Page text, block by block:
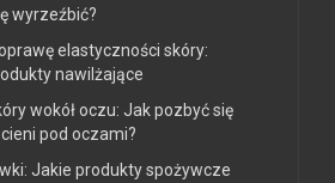
wyrzeźbić?
elastyczności skóry:
nawilżające
wokół oczu: Jak pozbyć się
pod oczami?
Jakie produkty spożywcze